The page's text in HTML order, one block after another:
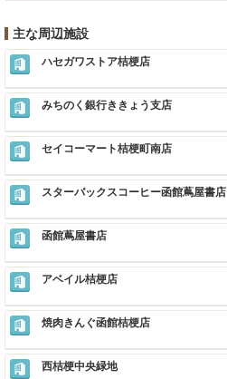
主な周辺施設
ハセガワストア桔梗店
みちのく銀行ききょう支店
セイコーマート桔梗町南店
スターバックスコーヒー函館蔦屋書店
函館蔦屋書店
アベイル桔梗店
焼肉きんぐ函館桔梗店
西桔梗中央緑地